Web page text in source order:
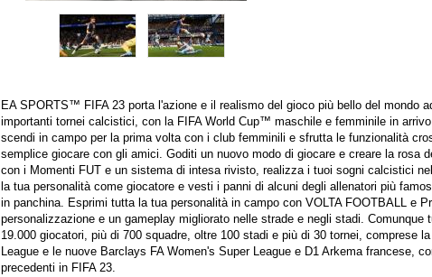
EA SPORTS™ FIFA 23 porta l'azione e il realismo del gioco più bello del mondo
importanti tornei calcistici, con la FIFA World Cup™ maschile e femminile in
scendi in campo per la prima volta con i club femminili e sfrutta le funzionalità
semplice giocare con gli amici. Goditi un nuovo modo di giocare e creare la rosa
con i Momenti FUT e un sistema di intesa rivisto, realizza i tuoi sogni calcistici
la tua personalità come giocatore e vesti i panni di alcuni degli allenatori più
in panchina. Esprimi tutta la tua personalità in campo con VOLTA FOOTBALL e
personalizzazione e un gameplay migliorato nelle strade e negli stadi.
19.000 giocatori, più di 700 squadre, oltre 100 stadi e più di 30 tornei, comprese
League e le nuove Barclays FA Women's Super League e D1 Arkema francese,
precedenti in FIFA 23.